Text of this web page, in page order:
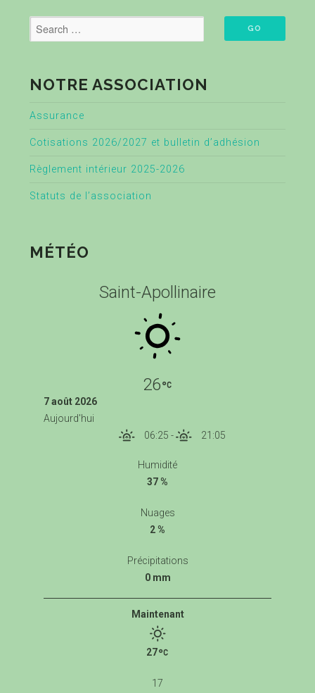
NOTRE ASSOCIATION
Assurance
Cotisations 2026/2027 et bulletin d’adhésion
Règlement intérieur 2025-2026
Statuts de l’association
MÉTÉO
Saint-Apollinaire
26
7 août 2026
Aujourd'hui
06:25 - 21:05
Humidité
37 %
Nuages
2 %
Précipitations
0 mm
Maintenant
27
17